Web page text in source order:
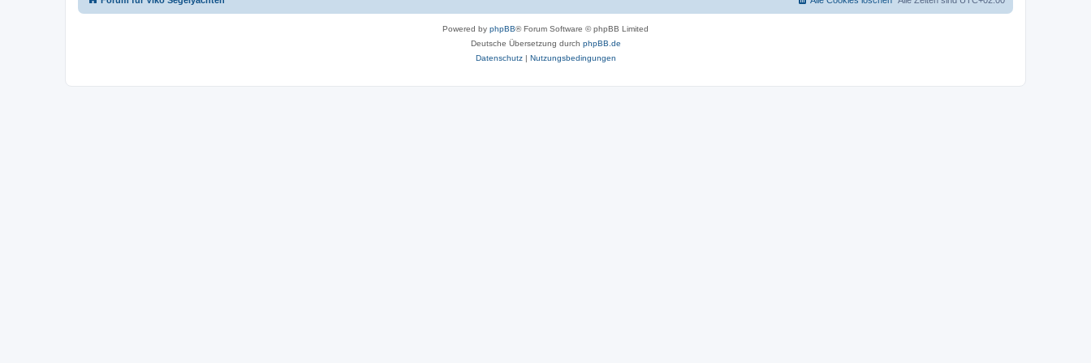
Powered by phpBB® Forum Software © phpBB Limited
Deutsche Übersetzung durch phpBB.de
Datenschutz| Nutzungsbedingungen